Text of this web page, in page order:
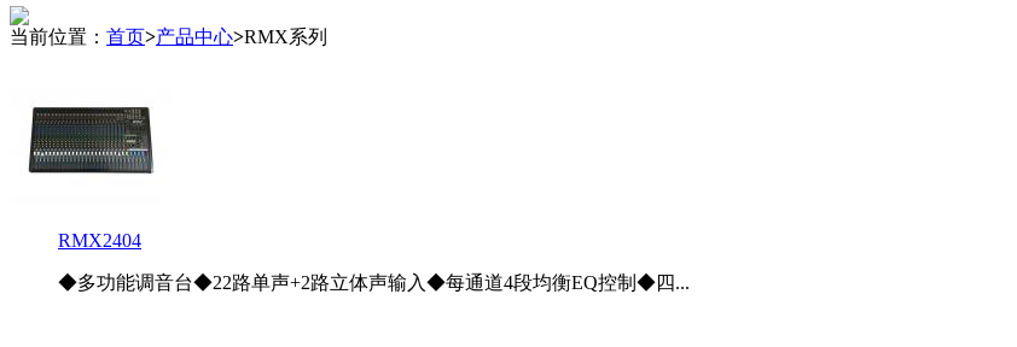
当前位置： 首页>产品中心>RMX系列
RMX2404
◆多功能调音台◆22路单声+2路立体声输入◆每通道4段均衡EQ控制◆四...